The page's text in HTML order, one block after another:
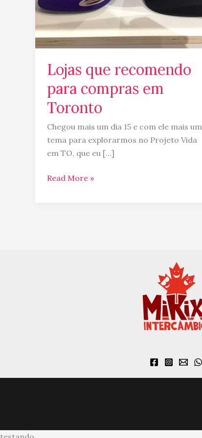
Lojas que recomendo
para compras em
Toronto
Chegou mais um dia 15 e com ele mais um
tema para explorarmos no Projeto Vida
em TO, que eu […]
Read More »